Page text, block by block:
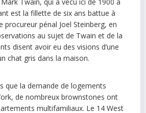
est la fillette de six ans battue à
procureur pénal Joel Steinberg, en
au sujet de Twain et de la
disent avoir eu des visions d’une
chat gris dans lamaison.
que la demande de logements
de nombreux brownstones ont
multifamiliaux. Le 14 West